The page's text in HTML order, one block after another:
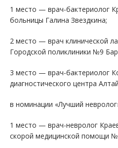
1 место — врач-бактериолог
больницы Галина Звездкина;
2 место — врач клинической
Городской поликлиники №9
3 место — врач-бактериолог
диагностического центра
в номинации «Лучший
1 место — врач-невролог
скорой медицинской помощи